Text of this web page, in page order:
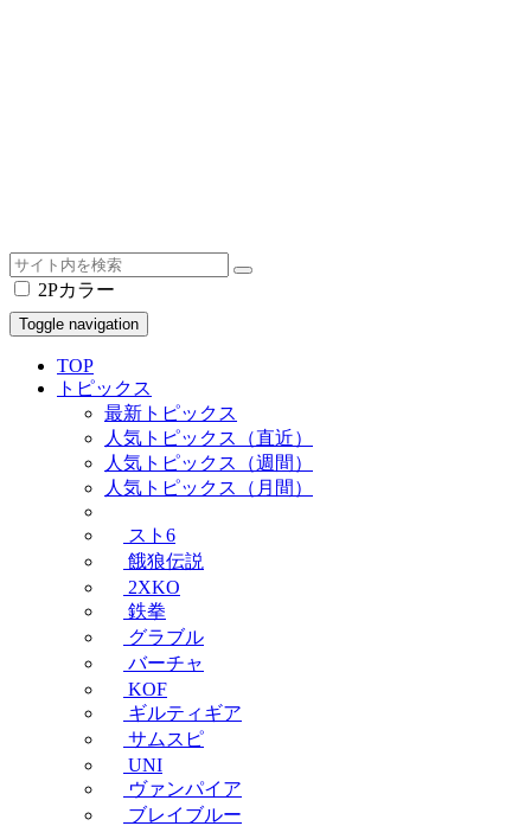
2Pカラー
Toggle navigation
TOP
トピックス
最新トピックス
人気トピックス（直近）
人気トピックス（週間）
人気トピックス（月間）
スト6
餓狼伝説
2XKO
鉄拳
グラブル
バーチャ
KOF
ギルティギア
サムスピ
UNI
ヴァンパイア
ブレイブルー